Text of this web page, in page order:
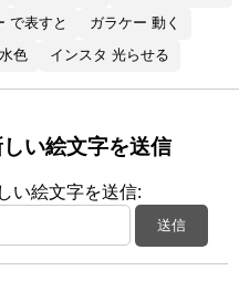
で表すと
ガラケー 動く
色 インスタ 光らせる
い絵文字を送信
い絵文字を送信:
送信